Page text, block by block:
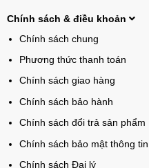
Chính sách & điều khoản
Chính sách chung
Phương thức thanh toán
Chính sách giao hàng
Chính sách bảo hành
Chính sách đổi trả sản phẩm
Chính sách bảo mật thông tin
Chính sách Đại lý